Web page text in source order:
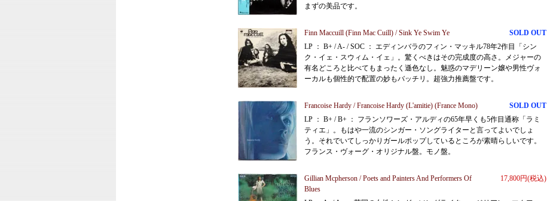
まずの美品です。
SOLD OUT
Finn Maccuill (Finn Mac Cuill) / Sink Ye Swim Ye
LP ： B+ / A- / SOC ： エディンバラのフィン・マッキル78年2作目「シン
ク・イェ・スウィム・イェ」。驚くべきはその完成度の高さ。メジャーの
有名どころと比べてもまったく遜色なし。魅惑のマデリーン嬢や男性ヴォ
ーカルも個性的で配置の妙もバッチリ。超強力推薦盤です。
SOLD OUT
Francoise Hardy / Francoise Hardy (L'amitie) (France Mono)
LP ： B+ / B+ ： フランソワーズ・アルディの65年早くも5作目通称「ラミ
ティエ」。もはや一流のシンガー・ソングライターと言ってよいでしょ
う。それでいてしっかりガールポップしているところが素晴らしいです。
フランス・ヴォーグ・オリジナル盤。モノ盤。
17,800円(税込)
Gillian Mcpherson / Poets and Painters And Performers Of
Blues